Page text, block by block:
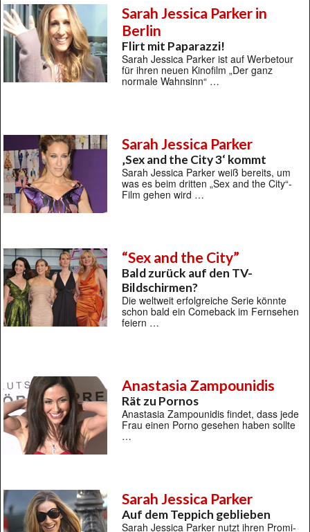
Sarah Jessica Parker in
Berlin
Flirt mit Paparazzi!
Sarah Jessica Parker ist auf Werbetour
für ihren neuen Kinofilm „Der ganz
normale Wahnsinn“ …
Sarah Jessica Parker
‚Sex and the City 3‘ kommt
Sarah Jessica Parker weiß bereits, um
was es beim dritten „Sex and the City“-
Film gehen wird …
“Sex and the City”
Bald zurück auf den TV-
Bildschirmen?
Die weltweit erfolgreiche Serie könnte
schon bald ein Comeback im Fernsehen
feiern …
Anastasia Zampounidis
Rät zu Pornos
Anastasia Zampounidis findet, dass jede
Frau einen Porno gesehen haben sollte
…
Sarah Jessica Parker
Auf dem Teppich geblieben
Sarah Jessica Parker nutzt ihren Promi-